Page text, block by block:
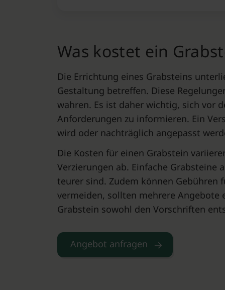
Was kostet ein
Die Errichtung eines Grabsteins
Gestaltung betreffen. Diese
wahren. Es ist daher wichtig, sich vor
Anforderungen zu informieren. Ein
wird oder nachträglich angepasst
Die Kosten für einen Grabstein
Verzierungen ab. Einfache
teurer sind. Zudem können
vermeiden, sollten mehrere
Grabstein sowohl den Vorschriften
Angebot anfragen